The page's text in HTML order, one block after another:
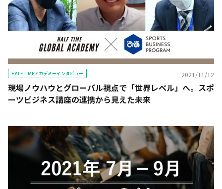
HALF TIMEアカデミーインタビュー 2021/11/12
現場ノウハウとグローバル視点で「世界レベル」へ。スポ
ーツビジネス講座の連携から見えた未来